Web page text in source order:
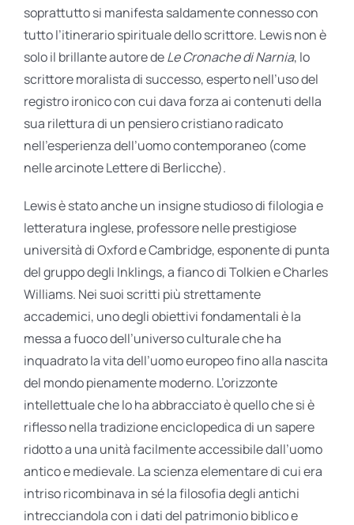
soprattutto si manifesta saldamente connesso con
tutto l’itinerario spirituale dello scrittore. Lewis non è
solo il brillante autore deLe Cronache di Narnia, lo
scrittore moralista di successo, esperto nell’uso del
registro ironico con cui dava forza ai contenuti della
sua rilettura di un pensiero cristiano radicato
nell’esperienza dell’uomo contemporaneo (come
nelle arcinote Lettere di Berlicche).
Lewis è stato anche un insigne studioso di filologia e
letteratura inglese, professore nelle prestigiose
università di Oxford e Cambridge, esponente di punta
del gruppo degli Inklings, a fianco di Tolkien e Charles
Williams. Nei suoi scritti più strettamente
accademici, uno degli obiettivi fondamentali è la
messa a fuoco dell’universo culturale che ha
inquadrato la vita dell’uomo europeo fino alla nascita
del mondo pienamente moderno. L’orizzonte
intellettuale che lo ha abbracciato è quello che si è
riflesso nella tradizione enciclopedica di un sapere
ridotto a una unità facilmente accessibile dall’uomo
antico e medievale. La scienza elementare di cui era
intriso ricombinava in sé la filosofia degli antichi
intrecciandola con i dati del patrimonio biblico e